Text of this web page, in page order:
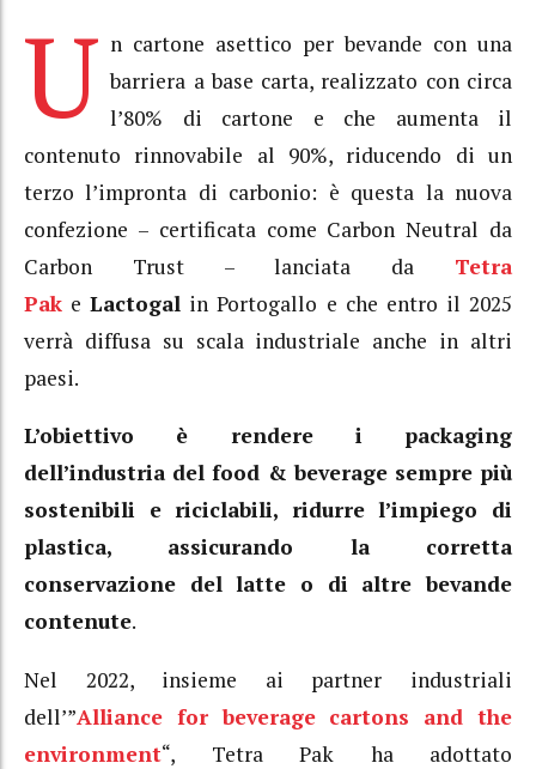
U n cartone asettico per bevande con una
barriera a base carta, realizzato con circa
l’80% di cartone e che aumenta il
contenuto rinnovabile al 90%, riducendo di un
terzo l’impronta di carbonio: è questa la nuova
confezione – certificata come Carbon Neutral da
Carbon Trust – lanciata da Tetra
Pak eLactogal in Portogallo e che entro il 2025
verrà diffusa su scala industriale anche in altri
paesi.
L’obiettivo è rendere i packaging
dell’industria del food & beverage sempre più
sostenibili e riciclabili, ridurre l’impiego di
plastica, assicurando la corretta
conservazione del latte o di altre bevande
contenute.
Nel 2022, insieme ai partner industriali
dell’”Alliance for beverage cartons and the
environment“, Tetra Pak ha adottato